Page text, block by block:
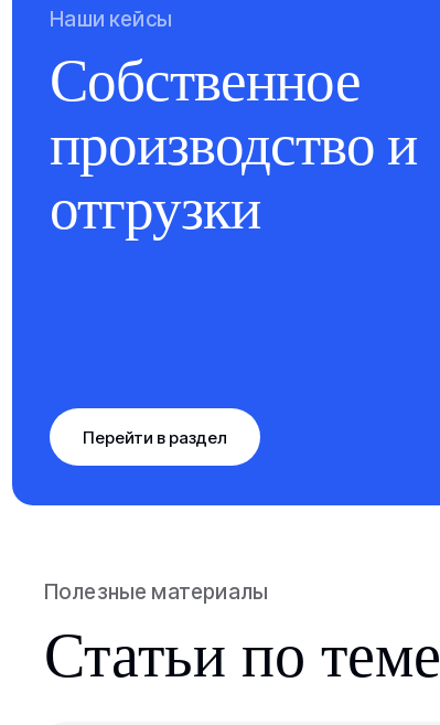
Наши кейсы
Собственное
производство и
отгрузки
Перейти в раздел
Полезные материалы
Статьи по теме